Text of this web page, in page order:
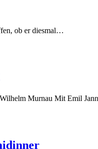
ob er diesmal…
Murnau Mit Emil